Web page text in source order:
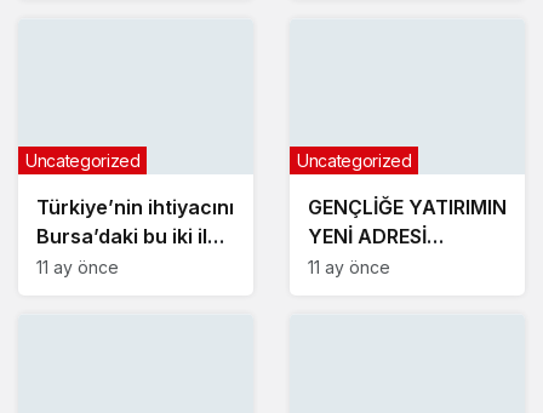
Türkiye’nin ihtiyacını
Bursa’daki bu iki ilçe
üretiyor
Uncategorized
11 ay önce
GENÇLİĞE YATIRIMIN
YENİ ADRESİ
KARACABEY
Uncategorized
11 ay önce